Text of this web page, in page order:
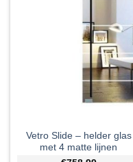
Vetro Slide – helder glas
met 4 matte lijnen